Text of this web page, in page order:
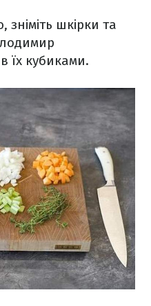
шкірки та
їх кубиками.